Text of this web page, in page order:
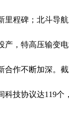
里程碑；北斗导
产，特高压输变
合作不断加深。
科技协议达119个